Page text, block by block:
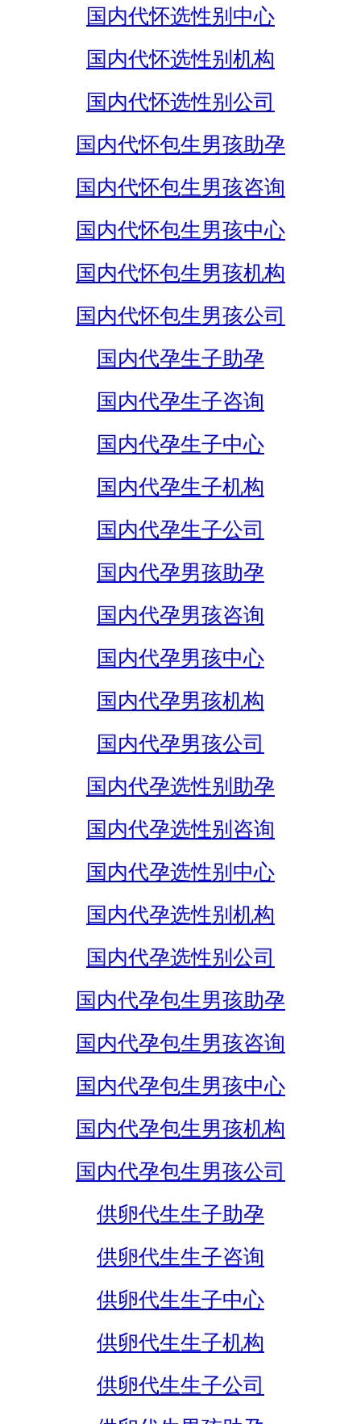
国内代怀选性别中心
国内代怀选性别机构
国内代怀选性别公司
国内代怀包生男孩助孕
国内代怀包生男孩咨询
国内代怀包生男孩中心
国内代怀包生男孩机构
国内代怀包生男孩公司
国内代孕生子助孕
国内代孕生子咨询
国内代孕生子中心
国内代孕生子机构
国内代孕生子公司
国内代孕男孩助孕
国内代孕男孩咨询
国内代孕男孩中心
国内代孕男孩机构
国内代孕男孩公司
国内代孕选性别助孕
国内代孕选性别咨询
国内代孕选性别中心
国内代孕选性别机构
国内代孕选性别公司
国内代孕包生男孩助孕
国内代孕包生男孩咨询
国内代孕包生男孩中心
国内代孕包生男孩机构
国内代孕包生男孩公司
供卵代生生子助孕
供卵代生生子咨询
供卵代生生子中心
供卵代生生子机构
供卵代生生子公司